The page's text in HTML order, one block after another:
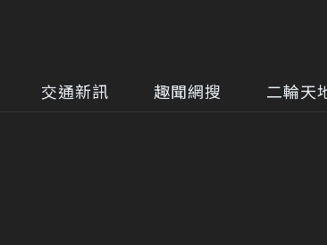
交通新訊 趣聞網搜 二輪天